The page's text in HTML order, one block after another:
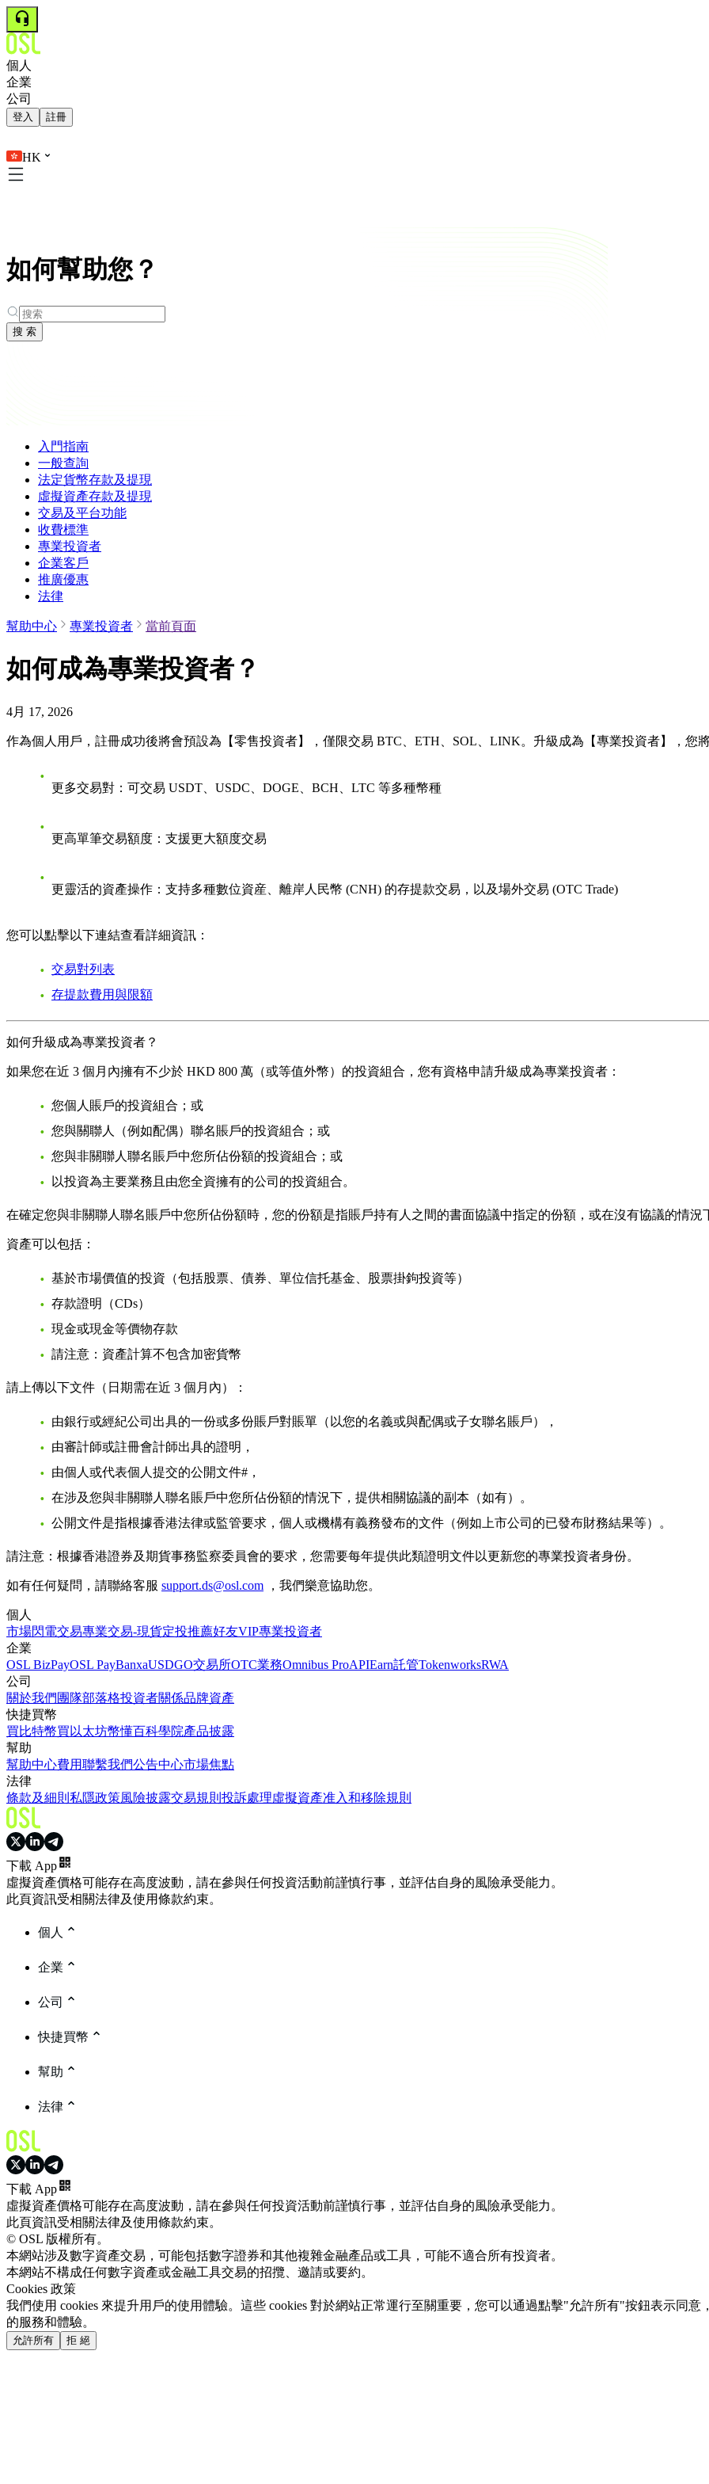
個人
企業
公司
登入 註冊
HK
如何幫助您？
搜 索
入門指南
一般查詢
法定貨幣存款及提現
虛擬資產存款及提現
交易及平台功能
收費標準
專業投資者
企業客戶
推廣優惠
法律
幫助中心 專業投資者 當前頁面
如何成為專業投資者？
4月 17, 2026
作為個人用戶， 註冊成功後將會預設為【零售投資者】， 僅限交易 BTC、ETH、SOL、LINK。升級成為【專業投資者】，您
更多交易對： 可交易 USDT、USDC、DOGE、BCH、LTC 等多種幣種
更高單筆交易額度： 支援更大額度交易
更靈活的資產操作： 支持多種數位資産、離岸人民幣 (CNH) 的存提款交易，以及場外交易 (OTC Trade)
您可以點擊以下連結查看詳細資訊：
交易對列表
存提款費用與限額
如何升級成為專業投資者？
如果您在近 3 個月內擁有不少於 HKD 800 萬（或等值外幣）的投資組合，您有資格申請升級成為專業投資者：
您個人賬戶的投資組合；或
您與關聯人（例如配偶）聯名賬戶的投資組合；或
您與非關聯人聯名賬戶中您所佔份額的投資組合；或
以投資為主要業務且由您全資擁有的公司的投資組合。
在確定您與非關聯人聯名賬戶中您所佔份額時，您的份額是指賬戶持有人之間的書面協議中指定的份額，或在沒有協議的情況
資產可以包括：
基於市場價值的投資（包括股票、債券、單位信托基金、股票掛鉤投資等）
存款證明（CDs）
現金或現金等價物存款
請注意：資產計算不包含加密貨幣
請上傳以下文件（日期需在近 3 個月內）：
由銀行或經紀公司出具的一份或多份賬戶對賬單（以您的名義或與配偶或子女聯名賬戶），
由審計師或註冊會計師出具的證明，
由個人或代表個人提交的公開文件#，
在涉及您與非關聯人聯名賬戶中您所佔份額的情況下，提供相關協議的副本（如有）。
公開文件是指根據香港法律或監管要求，個人或機構有義務發布的文件（例如上市公司的已發布財務結果等）。
請注意： 根據香港證券及期貨事務監察委員會的要求，您需要每年提供此類證明文件以更新您的專業投資者身份。
如有任何疑問，請聯絡客服 support.ds@osl.com ，我們樂意協助您。
個人
市場閃電交易專業交易-現貨定投推薦好友VIP專業投資者
企業
OSL BizPayOSL PayBanxaUSDGO交易所OTC業務Omnibus ProAPIEarn託管TokenworksRWA
公司
關於我們 團隊部落格投資者關係品牌資產
快捷買幣
買比特幣買以太坊幣懂百科學院產品披露
幫助
幫助中心費用聯繫我們公告中心市場焦點
法律
條款及細則 私隱政策風險披露交易規則 投訴處理虛擬資產准入和移除規則
下載 App
虛擬資產價格可能存在高度波動，請在參與任何投資活動前謹慎行事，並評估自身的風險承受能力。
此頁資訊受相關法律及使用條款約束。
個人
企業
公司
快捷買幣
幫助
法律
下載 App
虛擬資產價格可能存在高度波動，請在參與任何投資活動前謹慎行事，並評估自身的風險承受能力。
此頁資訊受相關法律及使用條款約束。
© OSL 版權所有。
本網站涉及數字資產交易，可能包括數字證券和其他複雜金融產品或工具，可能不適合所有投資者。
本網站不構成任何數字資產或金融工具交易的招攬、邀請或要約。
Cookies 政策
我們使用 cookies 來提升用戶的使用體驗。這些 cookies 對於網站正常運行至關重要，您可以通過點擊"允許所有"按鈕表示同
的服務和體驗。
允許所有 拒 絕